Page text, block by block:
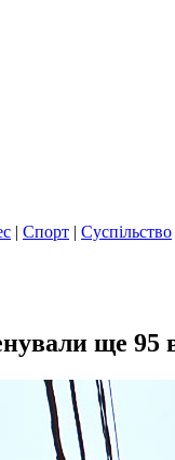
| Спорт | Суспільство
ще 95